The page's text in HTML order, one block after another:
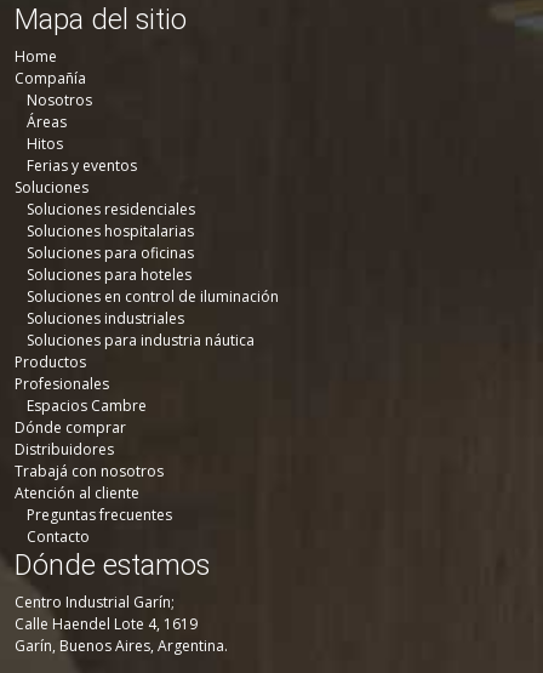
Mapa del sitio
Home
Compañía
Nosotros
Áreas
Hitos
Ferias y eventos
Soluciones
Soluciones residenciales
Soluciones hospitalarias
Soluciones para oficinas
Soluciones para hoteles
Soluciones en control de iluminación
Soluciones industriales
Soluciones para industria náutica
Productos
Profesionales
Espacios Cambre
Dónde comprar
Distribuidores
Trabajá con nosotros
Atención al cliente
Preguntas frecuentes
Contacto
Dónde estamos
Centro Industrial Garín;
Calle Haendel Lote 4, 1619
Garín, Buenos Aires, Argentina.